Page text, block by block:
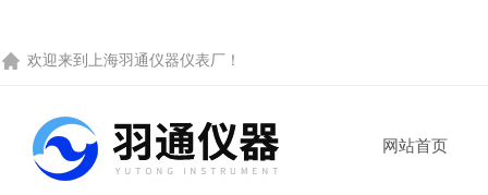
欢迎来到 上海羽通仪器仪表厂 ！
网站首页